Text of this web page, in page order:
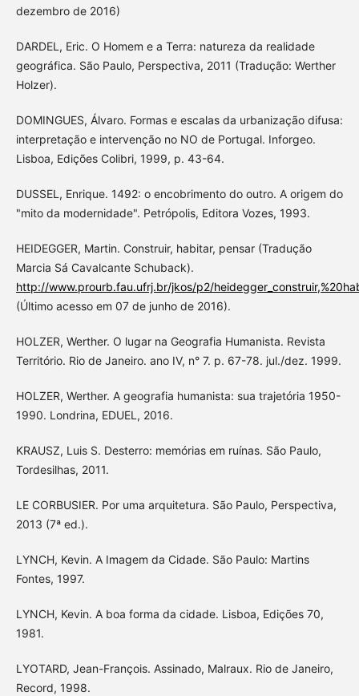
dezembro de 2016)
DARDEL, Eric. O Homem e a Terra: natureza da realidade
geográfica. São Paulo, Perspectiva, 2011 (Tradução: Werther
Holzer).
DOMINGUES, Álvaro. Formas e escalas da urbanização difusa:
interpretação e intervenção no NO de Portugal. Inforgeo.
Lisboa, Edições Colibri, 1999, p. 43-64.
DUSSEL, Enrique. 1492: o encobrimento do outro. A origem do
"mito da modernidade". Petrópolis, Editora Vozes, 1993.
HEIDEGGER, Martin. Construir, habitar, pensar (Tradução
Marcia Sá Cavalcante Schuback).
http://www.prourb.fau.ufrj.br/jkos/p2/
(Último acesso em 07 de junho de 2016).
HOLZER, Werther. O lugar na Geografia Humanista. Revista
Território. Rio de Janeiro. ano IV, n° 7. p. 67-78. jul./dez. 1999.
HOLZER, Werther. A geografia humanista: sua trajetória 1950-
1990. Londrina, EDUEL, 2016.
KRAUSZ, Luis S. Desterro: memórias em ruínas. São Paulo,
Tordesilhas, 2011.
LE CORBUSIER. Por uma arquitetura. São Paulo, Perspectiva,
2013 (7ª ed.).
LYNCH, Kevin. A Imagem da Cidade. São Paulo: Martins
Fontes, 1997.
LYNCH, Kevin. A boa forma da cidade. Lisboa, Edições 70,
1981.
LYOTARD, Jean-François. Assinado, Malraux. Rio de Janeiro,
Record, 1998.